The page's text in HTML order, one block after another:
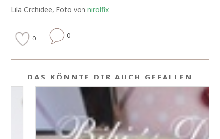
Lila Orchidee, Foto vonnirolfix
0 0
DAS KÖNNTE DIR AUCH GEFALLEN